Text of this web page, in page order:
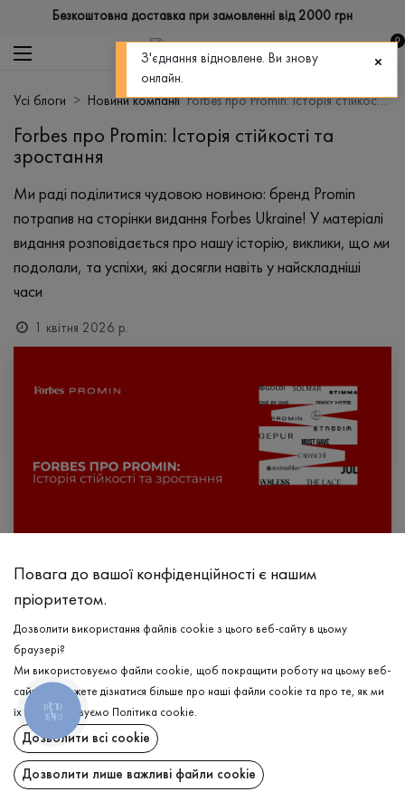
Безкоштовна доставка при замовленні від 2000 грн
0
Усі блоги Новини компанії Forbes про Promin: Історія стійкості та зростання
Forbes про Promin: Історія стійкості та
зростання
Ми раді поділитися чудовою новиною: бренд Promin
потрапив на сторінки видання Forbes Ukraine! У матеріалі
видання розповідається про нашу історію, виклики, що ми
подолали, та успіхи, які досягли навіть у найскладніші
часи
1 квітня 2026 р.
Під час війни ми не лише продовжили працювати, а й відкрили три нові
роботу магазину у ТРЦ Retroville після його руйнування внаслідок обстрілу.
Окрім цього, ми запустили новий в'язальний цех та цех принтування, а
зараз працюємо над будівництвом власної фабрики у Львівській області.
Успіхи бренду стали можливими завдяки підтримці свідомих споживачів, які
обирають українське та вірять у нашу економіку.
Повага до вашої конфіденційності є нашим
пріоритетом.
Дозволити використання файлів cookie з цього веб-сайту в цьому
браузері?
Ми використовуємо файли cookie, щоб покращити роботу на цьому веб-
сайті. Ви можете дізнатися більше про наші файли cookie та про те, як ми
їх використовуємо
Політика cookie.
Дозволити всі cookie
Дозволити лише важливі файли cookie
КНОПКА
ЗВ'ЯЗКУ
З'єднання відновлене. Ви знову
онлайн.